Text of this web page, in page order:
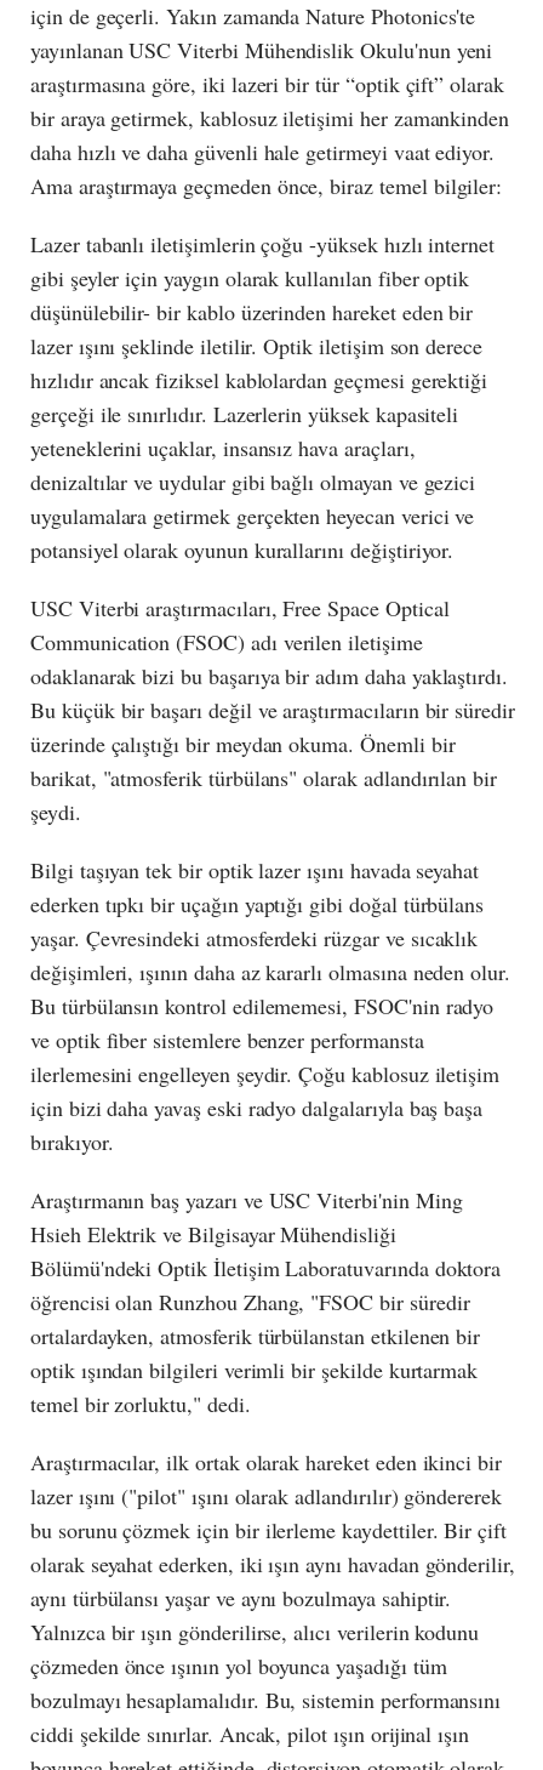
için de geçerli. Yakın zamanda Nature Photonics'te
yayınlanan USC Viterbi Mühendislik Okulu'nun yeni
araştırmasına göre, iki lazeri bir tür “optik çift” olarak
bir araya getirmek, kablosuz iletişimi her zamankinden
daha hızlı ve daha güvenli hale getirmeyi vaat ediyor.
Ama araştırmaya geçmeden önce, biraz temel bilgiler:
Lazer tabanlı iletişimlerin çoğu -yüksek hızlı internet
gibi şeyler için yaygın olarak kullanılan fiber optik
düşünülebilir- bir kablo üzerinden hareket eden bir
lazer ışını şeklinde iletilir. Optik iletişim son derece
hızlıdır ancak fiziksel kablolardan geçmesi gerektiği
gerçeği ile sınırlıdır. Lazerlerin yüksek kapasiteli
yeteneklerini uçaklar, insansız hava araçları,
denizaltılar ve uydular gibi bağlı olmayan ve gezici
uygulamalara getirmek gerçekten heyecan verici ve
potansiyel olarak oyunun kurallarını değiştiriyor.
USC Viterbi araştırmacıları, Free Space Optical
Communication (FSOC) adı verilen iletişime
odaklanarak bizi bu başarıya bir adım daha yaklaştırdı.
Bu küçük bir başarı değil ve araştırmacıların bir süredir
üzerinde çalıştığı bir meydan okuma. Önemli bir
barikat, "atmosferik türbülans" olarak adlandırılan bir
şeydi.
Bilgi taşıyan tek bir optik lazer ışını havada seyahat
ederken tıpkı bir uçağın yaptığı gibi doğal türbülans
yaşar. Çevresindeki atmosferdeki rüzgar ve sıcaklık
değişimleri, ışının daha az kararlı olmasına neden olur.
Bu türbülansın kontrol edilememesi, FSOC'nin radyo
ve optik fiber sistemlere benzer performansta
ilerlemesini engelleyen şeydir. Çoğu kablosuz iletişim
için bizi daha yavaş eski radyo dalgalarıyla baş başa
bırakıyor.
Araştırmanın baş yazarı ve USC Viterbi'nin Ming
Hsieh Elektrik ve Bilgisayar Mühendisliği
Bölümü'ndeki Optik İletişim Laboratuvarında doktora
öğrencisi olan Runzhou Zhang, "FSOC bir süredir
ortalardayken, atmosferik türbülanstan etkilenen bir
optik ışından bilgileri verimli bir şekilde kurtarmak
temel bir zorluktu," dedi.
Araştırmacılar, ilk ortak olarak hareket eden ikinci bir
lazer ışını ("pilot" ışını olarak adlandırılır) göndererek
bu sorunu çözmek için bir ilerleme kaydettiler. Bir çift
olarak seyahat ederken, iki ışın aynı havadan gönderilir,
aynı türbülansı yaşar ve aynı bozulmaya sahiptir.
Yalnızca bir ışın gönderilirse, alıcı verilerin kodunu
çözmeden önce ışının yol boyunca yaşadığı tüm
bozulmayı hesaplamalıdır. Bu, sistemin performansını
ciddi şekilde sınırlar. Ancak, pilot ışın orijinal ışın